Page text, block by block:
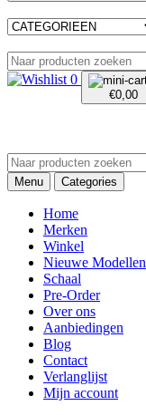
0
€0,00
Menu Categories
Home
Merken
Winkel
Nieuwe Modellen
Schaal
Pre-Order
Over ons
Aanbiedingen
Blog
Contact
Verlanglijst
Mijn account